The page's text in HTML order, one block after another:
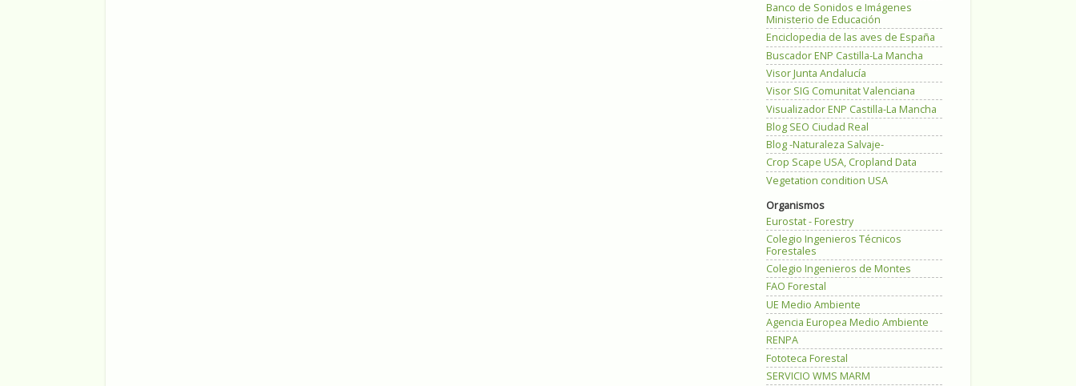
Banco de Sonidos e Imágenes
Ministerio de Educación
Enciclopedia de las aves de España
Buscador ENP Castilla-La Mancha
Visor Junta Andalucía
Visor SIG Comunitat Valenciana
Visualizador ENP Castilla-La Mancha
Blog SEO Ciudad Real
Blog -Naturaleza Salvaje-
Crop Scape USA, Cropland Data
Vegetation condition USA
Organismos
Eurostat - Forestry
Colegio Ingenieros Técnicos
Forestales
Colegio Ingenieros de Montes
FAO Forestal
UE Medio Ambiente
Agencia Europea Medio Ambiente
RENPA
Fototeca Forestal
SERVICIO WMS MARM